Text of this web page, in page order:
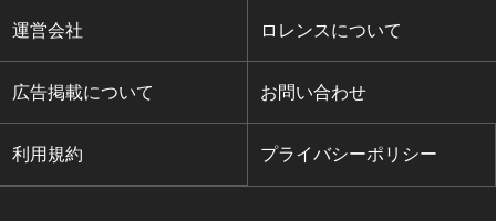
運営会社 ロレンスについて
広告掲載について お問い合わせ
利用規約 プライバシーポリシー